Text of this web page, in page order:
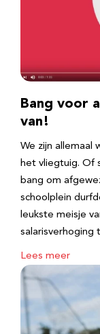
Bang voor
van!
We zijn allemaal
het vliegtuig. Of
bang om
schoolplein
leukste meisje
salarisverhoging
Lees meer